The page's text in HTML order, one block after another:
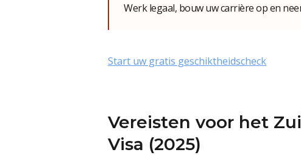
Werk legaal, bouw uw carrière op en
Start uw gratis geschiktheidscheck
Vereisten voor het
Visa (2025)